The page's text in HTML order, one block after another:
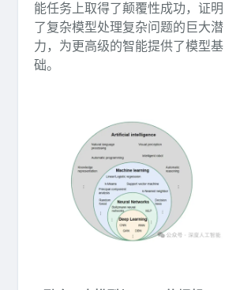
能任务上取得了颠覆性成功，证明
了复杂模型处理复杂问题的巨大潜
力，为更高级的智能提供了模型基
础。